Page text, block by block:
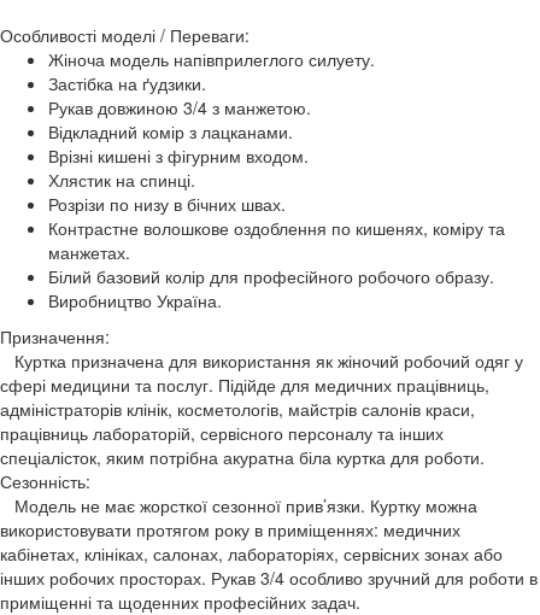
Особливості моделі / Переваги:
Жіноча модель напівприлеглого силуету.
Застібка на ґудзики.
Рукав довжиною 3/4 з манжетою.
Відкладний комір з лацканами.
Врізні кишені з фігурним входом.
Хлястик на спинці.
Розрізи по низу в бічних швах.
Контрастне волошкове оздоблення по кишенях, коміру та
манжетах.
Білий базовий колір для професійного робочого образу.
Виробництво Україна.
Призначення:
Куртка призначена для використання як жіночий робочий одяг у
сфері медицини та послуг. Підійде для медичних працівниць,
адміністраторів клінік, косметологів, майстрів салонів краси,
працівниць лабораторій, сервісного персоналу та інших
спеціалісток, яким потрібна акуратна біла куртка для роботи.
Сезонність:
Модель не має жорсткої сезонної прив’язки. Куртку можна
використовувати протягом року в приміщеннях: медичних
кабінетах, клініках, салонах, лабораторіях, сервісних зонах або
інших робочих просторах. Рукав 3/4 особливо зручний для роботи в
приміщенні та щоденних професійних задач.